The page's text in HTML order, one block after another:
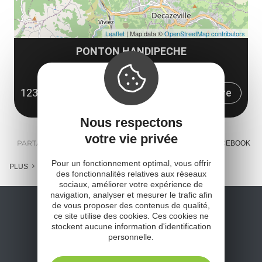
PONTON HANDIPECHE
Route du Camping
12300 Livinhac-le-Haut
Obtenir l'itinéraire
Leaflet | Map data ©OpenStreetMap contributors
PARTAGER : E-MAIL MESSENGER FACEBOOK
PLUS
Nous respectons
votre vie privée
Pour un fonctionnement optimal, vous offrir
des fonctionnalités relatives aux réseaux
sociaux, améliorer votre expérience de
navigation, analyser et mesurer le trafic afin
de vous proposer des contenus de qualité,
ce site utilise des cookies. Ces cookies ne
stockent aucune information d'identification
personnelle.